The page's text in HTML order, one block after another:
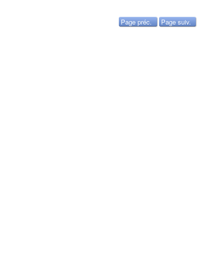
Page préc. Page suiv.